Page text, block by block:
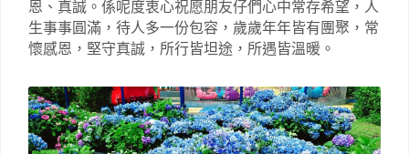
恩、真誠。係呢度衷心祝愿朋友仔們心中常存希望，人
生事事圓滿，待人多一份包容，歲歲年年皆有團聚，常
懷感恩，堅守真誠，所行皆坦途，所遇皆溫暖。